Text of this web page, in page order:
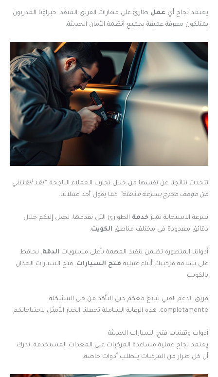
يعتمد نجاح أي عمل طارئ على مهارات الفريق المنفذ. خبراؤنا المدربون
يمتلكون معرفة عميقة بجميع أنظمة الأمان الحديثة.
تتحدث نتائجنا عن نفسها من خلال تجارب العملاء الناجحة.“لقد أنقذتني
من موقف محرج بسرعة مذهلة” كما يقول أحد عملائنا.
سرعة الاستجابة تميز خدمة الطوارئ التي نقدمها. نصل إليكم خلال
دقائق معدودة في مختلف مناطق الكويت.
أدواتنا المتطورة تضمن تنفيذ المهمة بأعلى مستويات الدقة. نحافظ
على سلامة مركبتك أثناء عملية فتح السيارات. فتح السيارات العدان
بالكويت
فريق الدعم الفني يتابع معكم حتى التأكد من حل المشكلة
completamente. هذه الرعاية الشاملة تجعلنا الخيار الأمثل لاحتياجاتكم.
أدوات وتقنيات فتح السيارات الحديثة
يعتمد نجاح عملية مساعدة المركبات على المعدات المستخدمة. ندرك
أن كل طراز من المركبات يتطلب أدوات خاصة.